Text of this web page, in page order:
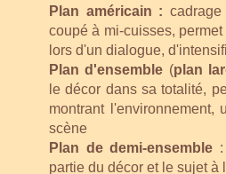
Plan américain :
coupé à mi-cuisses,
lors d'un dialogue,
Plan d'ensemble (plan
le décor dans sa totalité,
montrant
scène
Plan de demi-ensemble
partie du décor et le sujet à